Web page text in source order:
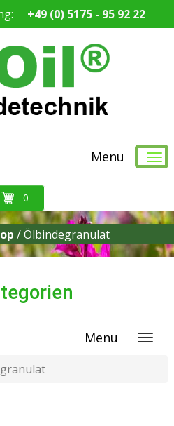
+49 (0) 5175 - 95 92 22
Menu
0
/ Ölbindegranulat
Menu